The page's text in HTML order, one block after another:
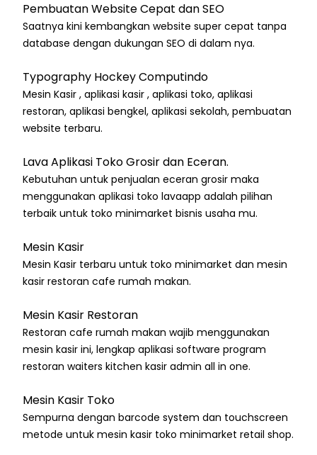
Pembuatan Website Cepat dan SEO
Saatnya kini kembangkan website super cepat tanpa
database dengan dukungan SEO di dalam nya.
Typography Hockey Computindo
Mesin Kasir , aplikasi kasir , aplikasi toko, aplikasi
restoran, aplikasi bengkel, aplikasi sekolah, pembuatan
website terbaru.
Lava Aplikasi Toko Grosir dan Eceran.
Kebutuhan untuk penjualan eceran grosir maka
menggunakan aplikasi toko lavaapp adalah pilihan
terbaik untuk toko minimarket bisnis usaha mu.
Mesin Kasir
Mesin Kasir terbaru untuk toko minimarket dan mesin
kasir restoran cafe rumah makan.
Mesin Kasir Restoran
Restoran cafe rumah makan wajib menggunakan
mesin kasir ini, lengkap aplikasi software program
restoran waiters kitchen kasir admin all in one.
Mesin Kasir Toko
Sempurna dengan barcode system dan touchscreen
metode untuk mesin kasir toko minimarket retail shop.